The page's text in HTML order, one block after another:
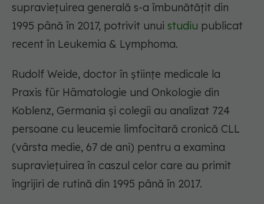
supraviețuirea generală s-a îmbunătățit din
1995 până în 2017, potrivit unui studiu publicat
recent în Leukemia & Lymphoma.
Rudolf Weide, doctor în științe medicale la
Praxis für Hämatologie und Onkologie din
Koblenz, Germania și colegii au analizat 724
persoane cu leucemie limfocitară cronică CLL
(vârsta medie, 67 de ani) pentru a examina
supraviețuirea în caszul celor care au primit
îngrijiri de rutină din 1995 până în 2017.